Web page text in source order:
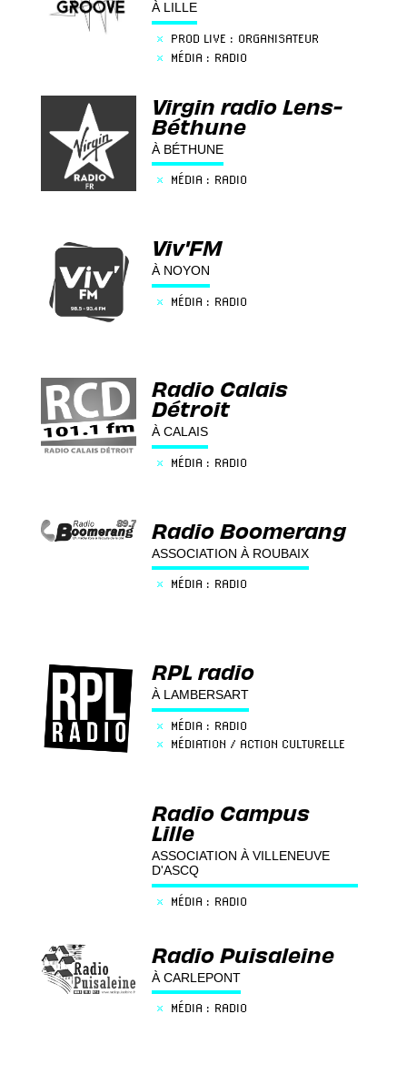
À LILLE
× PROD LIVE : ORGANISATEUR
× MÉDIA : RADIO
Virgin radio Lens-
Béthune
À BÉTHUNE
× MÉDIA : RADIO
Viv'FM
À NOYON
× MÉDIA : RADIO
Radio Calais
Détroit
À CALAIS
× MÉDIA : RADIO
Radio Boomerang
ASSOCIATION À ROUBAIX
× MÉDIA : RADIO
RPL radio
À LAMBERSART
× MÉDIA : RADIO
× MÉDIATION / ACTION CULTURELLE
Radio Campus
Lille
ASSOCIATION À VILLENEUVE
D'ASCQ
× MÉDIA : RADIO
Radio Puisaleine
À CARLEPONT
× MÉDIA : RADIO